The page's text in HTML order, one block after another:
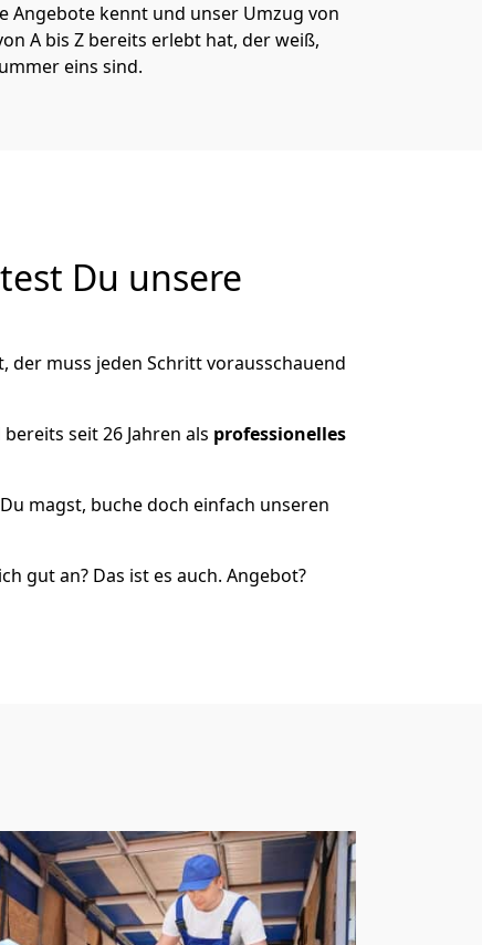
Angebote kennt und unser Umzug von
A bis Z bereits erlebt hat, der weiß,
eins sind.
Du unsere
muss jeden Schritt vorausschauend
seit 26 Jahren als professionelles
magst, buche doch einfach unseren
gut an? Das ist es auch. Angebot?